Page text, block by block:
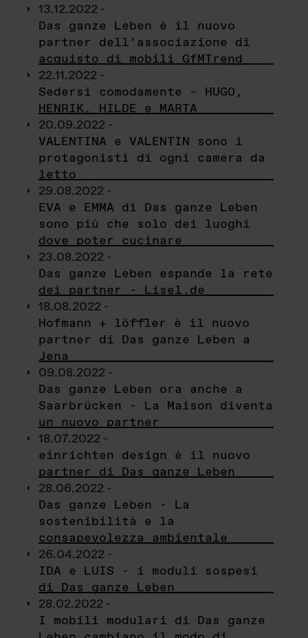
13.12.2022 -
Das ganze Leben è il nuovo
partner dell’associazione di
acquisto di mobili GfMTrend
22.11.2022 -
Sedersi comodamente – HUGO,
HENRIK, HILDE e MARTA
20.09.2022 -
VALENTINA e VALENTIN sono i
protagonisti di ogni camera da
letto
29.08.2022 -
EVA e EMMA di Das ganze Leben
sono più che solo dei luoghi
dove poter cucinare
23.08.2022 -
Das ganze Leben espande la rete
dei partner - Lisel.de
18.08.2022 -
Hofmann + löffler è il nuovo
partner di Das ganze Leben a
Jena
09.08.2022 -
Das ganze Leben ora anche a
Saarbrücken - La Maison diventa
un nuovo partner
18.07.2022 -
einrichten design è il nuovo
partner di Das ganze Leben
28.06.2022 -
Das ganze Leben - La
sostenibilità e la
consapevolezza ambientale
26.04.2022 -
IDA e LUIS - i moduli sospesi
di Das ganze Leben
28.02.2022 -
I mobili modulari di Das ganze